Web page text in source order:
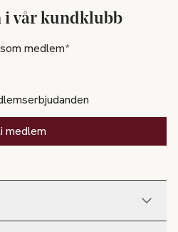
i vår kundklubb
medlem*
medlem